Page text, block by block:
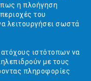
η πλοήγηση
του
λειτουργήσει σωστά
ιστότοπων να
με τους
πληροφορίες